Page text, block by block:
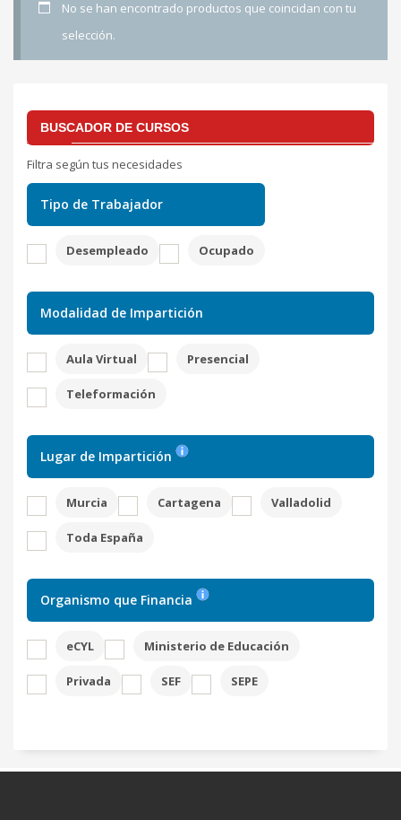
No se han encontrado productos que coincidan con tu
selección.
BUSCADOR DE CURSOS
Filtra según tus necesidades
Tipo de Trabajador
Desempleado Ocupado
Modalidad de Impartición
Aula Virtual Presencial
Teleformación
Lugar de Impartición
Murcia Cartagena Valladolid
Toda España
Organismo que Financia
eCYL Ministerio de Educación
Privada SEF SEPE